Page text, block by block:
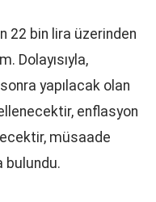
22 bin lira üzerinden
Dolayısıyla,
yapılacak olan
enflasyon
müsaade
bulundu.